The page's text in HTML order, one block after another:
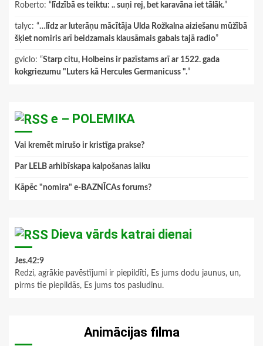
Roberto: “ līdzībā es teiktu: .. suņi rej, bet karavāna iet tālāk.”
talyc: “…līdz ar luterāņu mācītāja Ulda Rožkalna aiziešanu mūžībā
šķiet nomiris arī beidzamais klausāmais gabals tajā radio”
gviclo: “Starp citu, Holbeins ir pazīstams arī ar 1522. gada
kokgriezumu "Luters kā Hercules Germanicuss ".”
e – POLEMIKA
Vai kremēt mirušo ir kristīga prakse?
Par LELB arhibīskapa kalpošanas laiku
Kāpēc "nomira" e-BAZNĪCAs forums?
Dieva vārds katrai dienai
Jes.42:9
Redzi, agrākie pavēstījumi ir piepildīti, Es jums dodu jaunus, un,
pirms tie piepildās, Es jums tos pasludinu.
Animācijas filma